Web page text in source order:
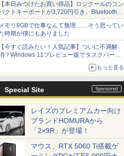
本日みつけたお買い得品】ロジクールのコン
クトキーボードが3,720円引き。Bluetoothで3
接続対応
モリ8GBで仕事なんて無理……そう思ってい
時期が僕にもありました
今すぐ読みたい！人気記事】ついに不満解
？Windows 11プレビュー版でタスクバーの
もっと見る
Special Site
レイズのプレミアムカー向け
ブランドHOMURAから
「2×9R」が登場！
マウス、RTX 5060 Ti搭載ゲ